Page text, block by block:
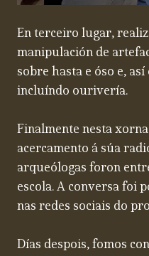
En terceiro lugar,
manipulación de
sobre hasta e óso e,
incluíndo ourivería.
Finalmente nesta
acercamento á súa
arqueólogas foron
escola. A conversa foi
nas redes sociais do
Días despois, fomos